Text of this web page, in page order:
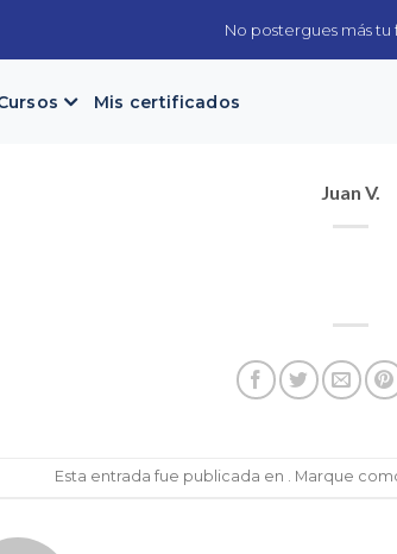
No postergues más
Mis certificados
Juan V.
Esta entrada fue publicada en . Marque